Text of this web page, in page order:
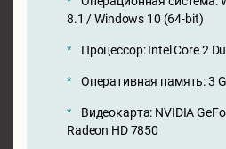
8.1 / Windows 10 (64-bit)
Процессор: Intel Core 2
Оперативная память: 3
Видеокарта: NVIDIA
Radeon HD 7850